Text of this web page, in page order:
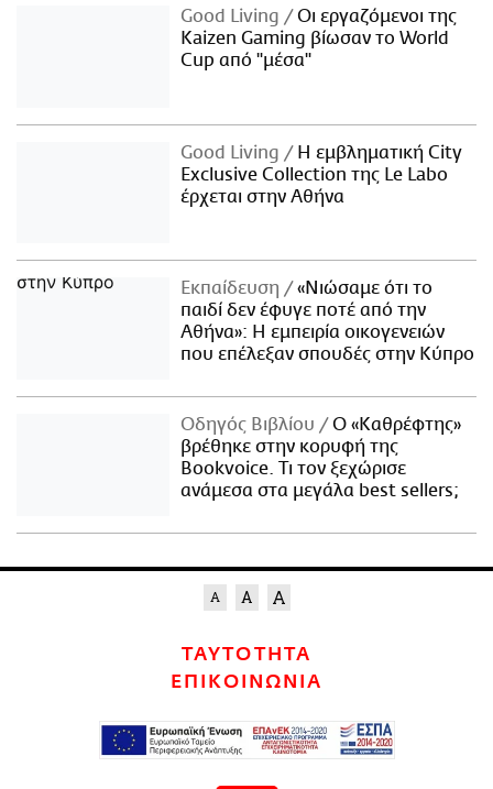
Good Living
Οι εργαζόμενοι της
Kaizen Gaming βίωσαν το World
Cup από "μέσα"
Good Living
Η εμβληματική City
Exclusive Collection της Le Labo
έρχεται στην Αθήνα
Εκπαίδευση
«Νιώσαμε ότι το
παιδί δεν έφυγε ποτέ από την
Αθήνα»: Η εμπειρία οικογενειών
που επέλεξαν σπουδές στην Κύπρο
Οδηγός Βιβλίου
Ο «Καθρέφτης»
βρέθηκε στην κορυφή της
Bookvoice. Τι τον ξεχώρισε
ανάμεσα στα μεγάλα best sellers;
ΤΑΥΤΟΤΗΤΑ
ΕΠΙΚΟΙΝΩΝΙΑ